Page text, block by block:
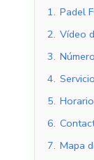
1. Padel
2. Vídeo
3.
4.
5.
6.
7. Mapa